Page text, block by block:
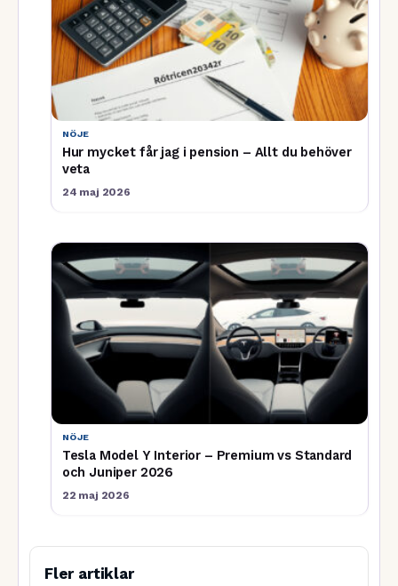
NÖJE
Hur mycket får jag i pension – Allt du behöver
veta
24 maj 2026
NÖJE
Tesla Model Y Interior – Premium vs Standard
och Juniper 2026
22 maj 2026
Fler artiklar